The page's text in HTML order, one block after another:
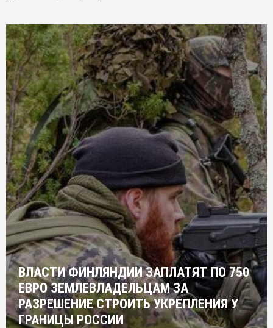
ВЛАСТИ ФИНЛЯНДИИ ЗАПЛАТЯТ ПО 750
ЕВРО ЗЕМЛЕВЛАДЕЛЬЦАМ ЗА
РАЗРЕШЕНИЕ СТРОИТЬ УКРЕПЛЕНИЯ У
ГРАНИЦЫ РОССИИ